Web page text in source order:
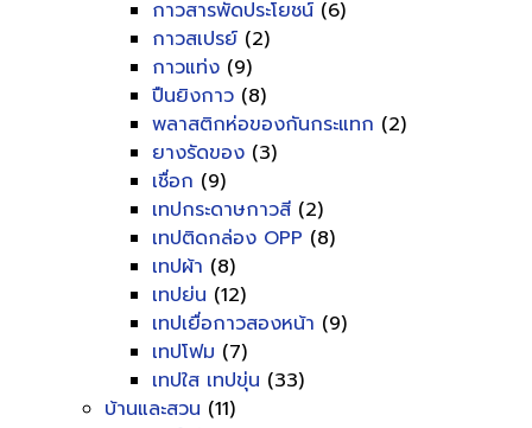
กาวสารพัดประโยชน์ (6)
กาวสเปรย์ (2)
กาวแท่ง (9)
ปืนยิงกาว (8)
พลาสติกห่อของกันกระแทก (2)
ยางรัดของ (3)
เชื่อก (9)
เทปกระดาษกาวสี (2)
เทปติดกล่อง OPP (8)
เทปผ้า (8)
เทปย่น (12)
เทปเยื่อกาวสองหน้า (9)
เทปโฟม (7)
เทปใส เทปขุ่น (33)
บ้านและสวน (11)